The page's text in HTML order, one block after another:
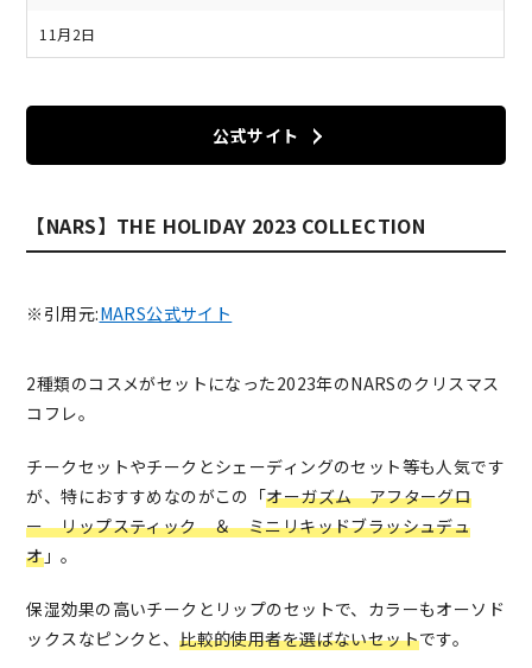
11月2日
公式サイト
【NARS】THE HOLIDAY 2023 COLLECTION
※引用元:MARS公式サイト
2種類のコスメがセットになった2023年のNARSのクリスマス
コフレ。
チークセットやチークとシェーディングのセット等も人気です
が、特におすすめなのがこの「オーガズム アフターグロ
ー リップスティック ＆ ミニリキッドブラッシュデュ
オ」。
保湿効果の高いチークとリップのセットで、カラーもオーソド
ックスなピンクと、比較的使用者を選ばないセットです。